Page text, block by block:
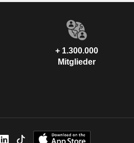
+ 1.300.000
Mitglieder